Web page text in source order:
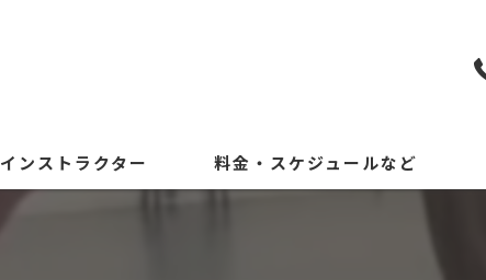
インストラクター 料金・スケジュールなど